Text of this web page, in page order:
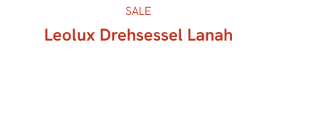
SALE
Leolux Drehsessel Lanah